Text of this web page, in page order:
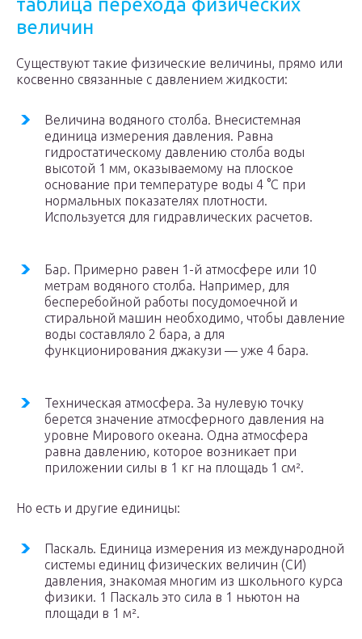
таблица перехода физических
величин
Существуют такие физические величины, прямо или
косвенно связанные с давлением жидкости:
Величина водяного столба. Внесистемная
единица измерения давления. Равна
гидростатическому давлению столба воды
высотой 1 мм, оказываемому на плоское
основание при температуре воды 4 °С при
нормальных показателях плотности.
Используется для гидравлических расчетов.
Бар. Примерно равен 1-й атмосфере или 10
метрам водяного столба. Например, для
бесперебойной работы посудомоечной и
стиральной машин необходимо, чтобы давление
воды составляло 2 бара, а для
функционирования джакузи — уже 4 бара.
Техническая атмосфера. За нулевую точку
берется значение атмосферного давления на
уровне Мирового океана. Одна атмосфера
равна давлению, которое возникает при
приложении силы в 1 кг на площадь 1 см².
Но есть и другие единицы:
Паскаль. Единица измерения из международной
системы единиц физических величин (СИ)
давления, знакомая многим из школьного курса
физики. 1 Паскаль это сила в 1 ньютон на
площади в 1 м².